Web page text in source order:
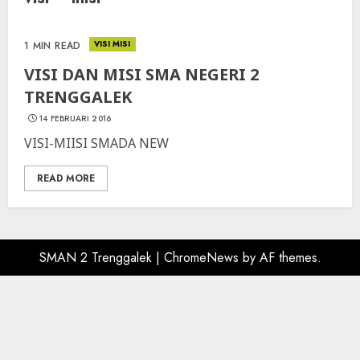
1 MIN READ VISI MISI
VISI DAN MISI SMA NEGERI 2
TRENGGALEK
14 FEBRUARI 2016
VISI-MIISI SMADA NEW
READ MORE
SMAN 2 Trenggalek | ChromeNews by AF themes.